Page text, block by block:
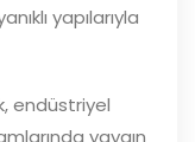
yapılarıyla
endüstriyel
yaygın